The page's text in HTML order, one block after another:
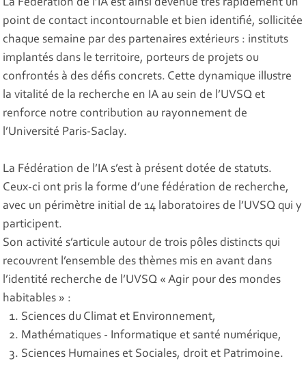
La Fédération de l’IA est ainsi devenue très rapidement un
point de contact incontournable et bien identifié, sollicitée
chaque semaine par des partenaires extérieurs : instituts
implantés dans le territoire, porteurs de projets ou
confrontés à des défis concrets. Cette dynamique illustre
la vitalité de la recherche en IA au sein de l’UVSQ et
renforce notre contribution au rayonnement de
l’Université Paris-Saclay.
La Fédération de l’IA s’est à présent dotée de statuts.
Ceux-ci ont pris la forme d’une fédération de recherche,
avec un périmètre initial de 14 laboratoires de l’UVSQ qui y
participent.
Son activité s’articule autour de trois pôles distincts qui
recouvrent l’ensemble des thèmes mis en avant dans
l’identité recherche de l’UVSQ « Agir pour des mondes
habitables » :
Sciences du Climat et Environnement,
Mathématiques - Informatique et santé numérique,
Sciences Humaines et Sociales, droit et Patrimoine.